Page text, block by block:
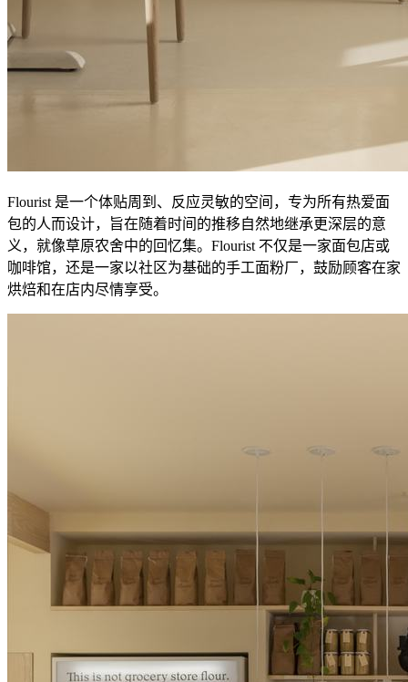
Flourist 是一个体贴周到、反应灵敏的空间，专为所有热爱面
包的人而设计，旨在随着时间的推移自然地继承更深层的意
义，就像草原农舍中的回忆集。Flourist 不仅是一家面包店或
咖啡馆，还是一家以社区为基础的手工面粉厂，鼓励顾客在家
烘焙和在店内尽情享受。